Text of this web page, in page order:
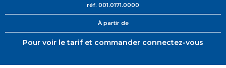
réf. 001.0171.0000
À partir de
Pour voir le tarif et commander connectez-vous